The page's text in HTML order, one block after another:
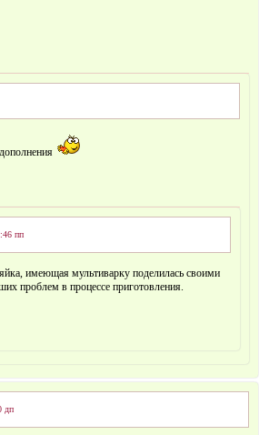
пп
имеющая мультиварку поделилась своими
проблем в процессе приготовления.
дп